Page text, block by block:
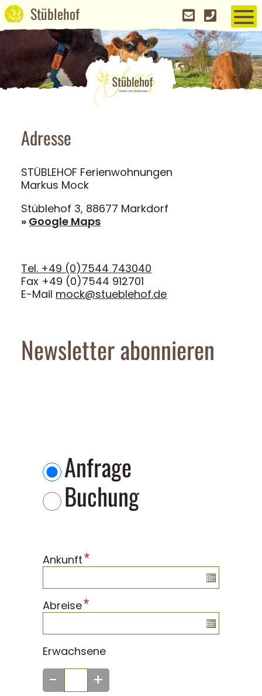
Adresse
STÜBLEHOF Ferienwohnungen
Markus Mock
Stüblehof 3, 88677 Markdorf
» Google Maps
Tel. +49 (0)7544 743040
Fax +49 (0)7544 912701
E-Mail mock@stueblehof.de
Newsletter abonnieren
Anfrage
Buchung
Ankunft*
Abreise*
Erwachsene
- +